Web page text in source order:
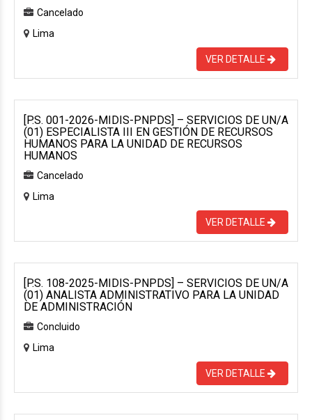
Cancelado
Lima
VER DETALLE
[P.S. 001-2026-MIDIS-PNPDS] – SERVICIOS DE UN/A
(01) ESPECIALISTA III EN GESTIÓN DE RECURSOS
HUMANOS PARA LA UNIDAD DE RECURSOS
HUMANOS
Cancelado
Lima
VER DETALLE
[P.S. 108-2025-MIDIS-PNPDS] – SERVICIOS DE UN/A
(01) ANALISTA ADMINISTRATIVO PARA LA UNIDAD
DE ADMINISTRACIÓN
Concluido
Lima
VER DETALLE